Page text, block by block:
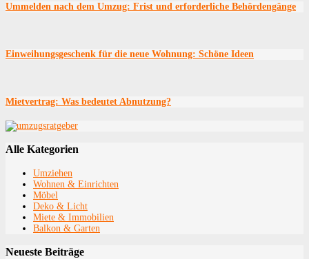
Ummelden nach dem Umzug: Frist und erforderliche Behördengänge
Einweihungsgeschenk für die neue Wohnung: Schöne Ideen
Mietvertrag: Was bedeutet Abnutzung?
Alle Kategorien
Umziehen
Wohnen & Einrichten
Möbel
Deko & Licht
Miete & Immobilien
Balkon & Garten
Neueste Beiträge